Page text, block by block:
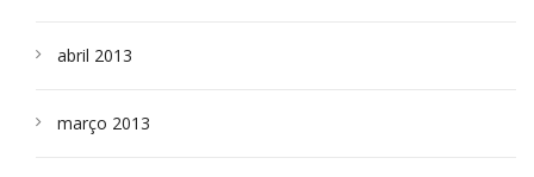
abril 2013
março 2013